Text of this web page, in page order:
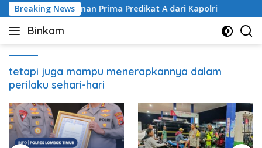
Skip
to
content
Breaking News
Pelayanan Prima Predikat A dari Kapolri
Binkam
tetapi juga mampu menerapkannya dalam
perilaku sehari-hari